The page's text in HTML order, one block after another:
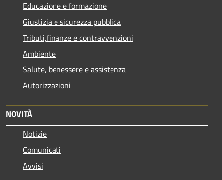
Educazione e formazione
Giustizia e sicurezza pubblica
Tributi,finanze e contravvenzioni
Ambiente
Salute, benessere e assistenza
Autorizzazioni
NOVITÀ
Notizie
Comunicati
Avvisi